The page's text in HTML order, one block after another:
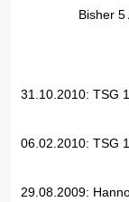
Bisher
31.10.2010: TSG
06.02.2010: TSG
29.08.2009: